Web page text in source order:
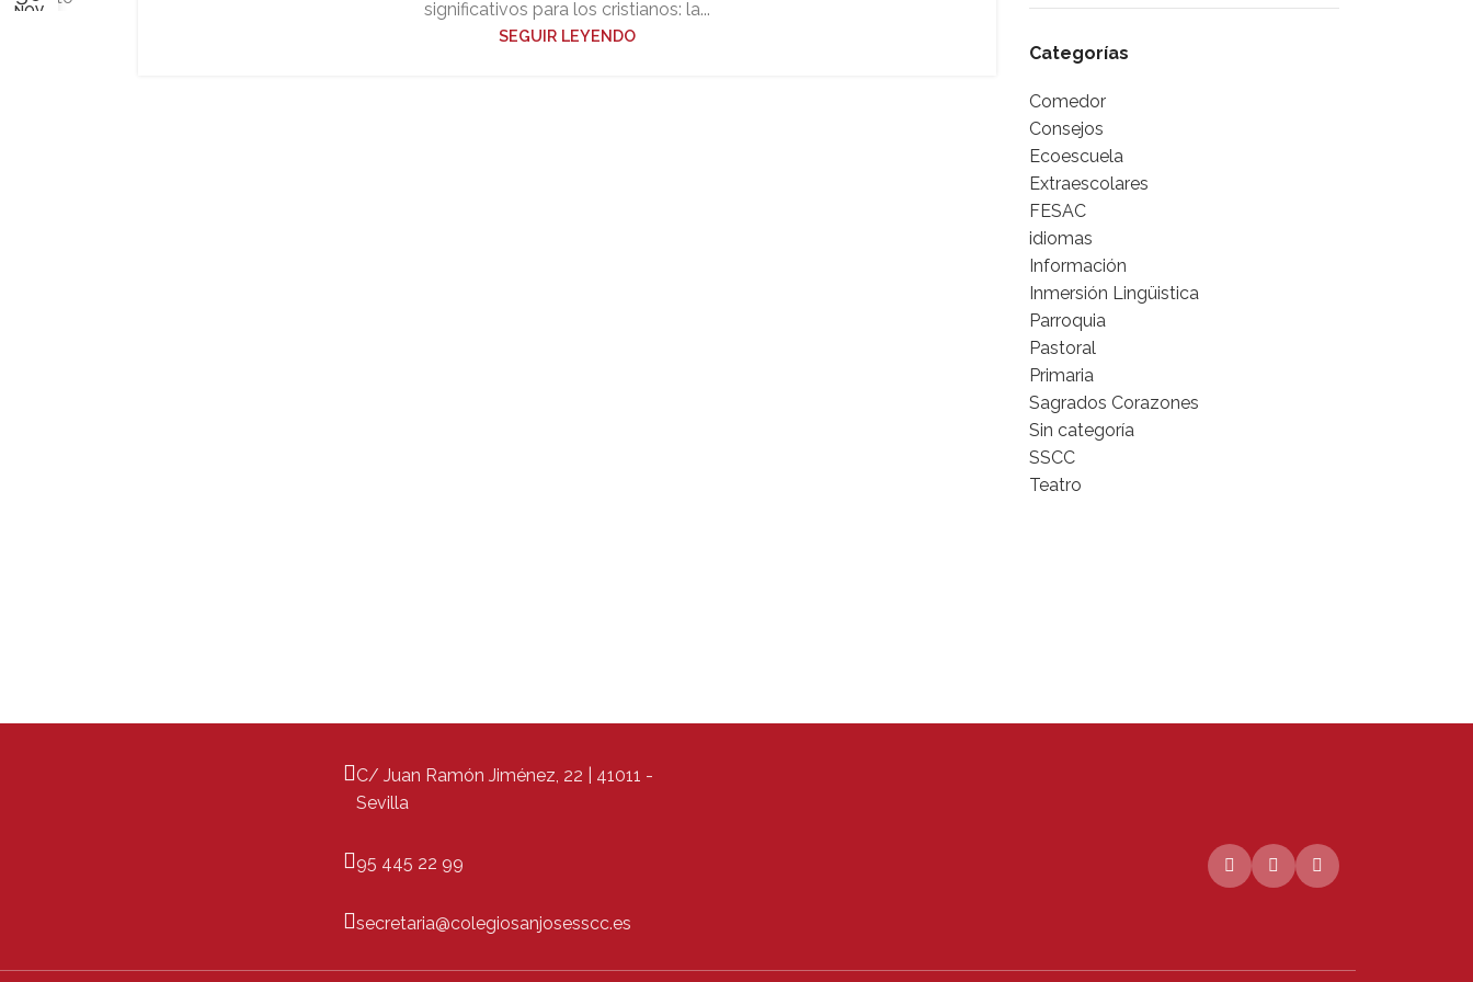
NOV
significativos para los cristianos: la...
SEGUIR LEYENDO
Categorías
Comedor
Consejos
Ecoescuela
Extraescolares
FESAC
idiomas
Información
Inmersión Lingüistica
Parroquia
Pastoral
Primaria
Sagrados Corazones
Sin categoría
SSCC
Teatro
C/ Juan Ramón Jiménez, 22 | 41011 -
Sevilla
95 445 22 99
secretaria@colegiosanjosesscc.es